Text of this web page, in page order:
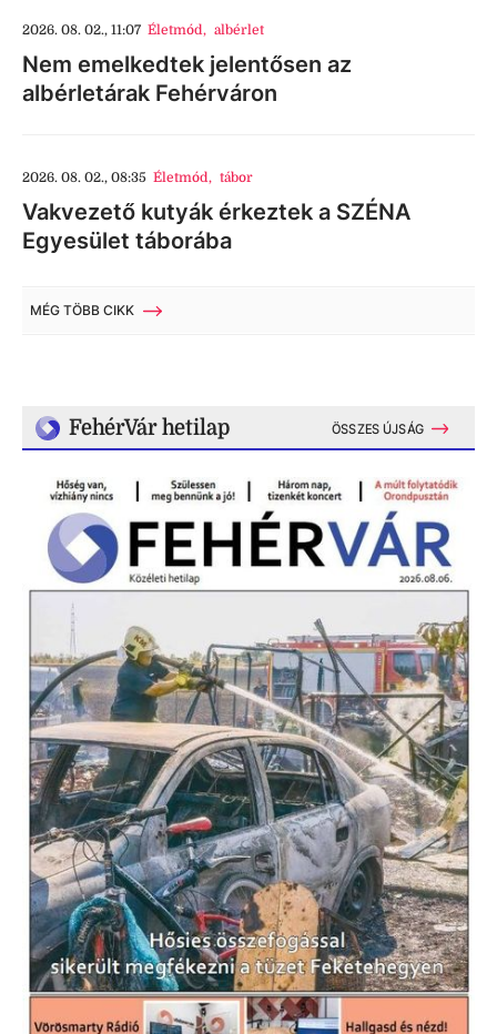
2026. 08. 02., 11:07 Életmód, albérlet
Nem emelkedtek jelentősen az
albérletárak Fehérváron
2026. 08. 02., 08:35 Életmód, tábor
Vakvezető kutyák érkeztek a SZÉNA
Egyesület táborába
MÉG TÖBB CIKK
FehérVár hetilap ÖSSZES ÚJSÁG